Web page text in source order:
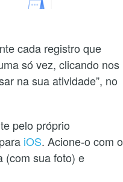
cada registro que
só vez, clicando nos
na sua atividade”, no
pelo próprio
iOS. Acione-o com o
(com sua foto) e